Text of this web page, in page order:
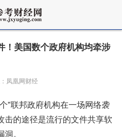
！美国数个政府机构均牵涉
凤凰网财经
”联邦政府机构在一场网络袭
击的途径是流行的文件共享软
。